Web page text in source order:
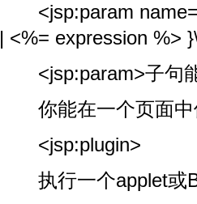
<jsp:param
| <%= expression %>
<jsp:param>子句能
你能在一个页面中
<jsp:plugin>
执行一个applet或